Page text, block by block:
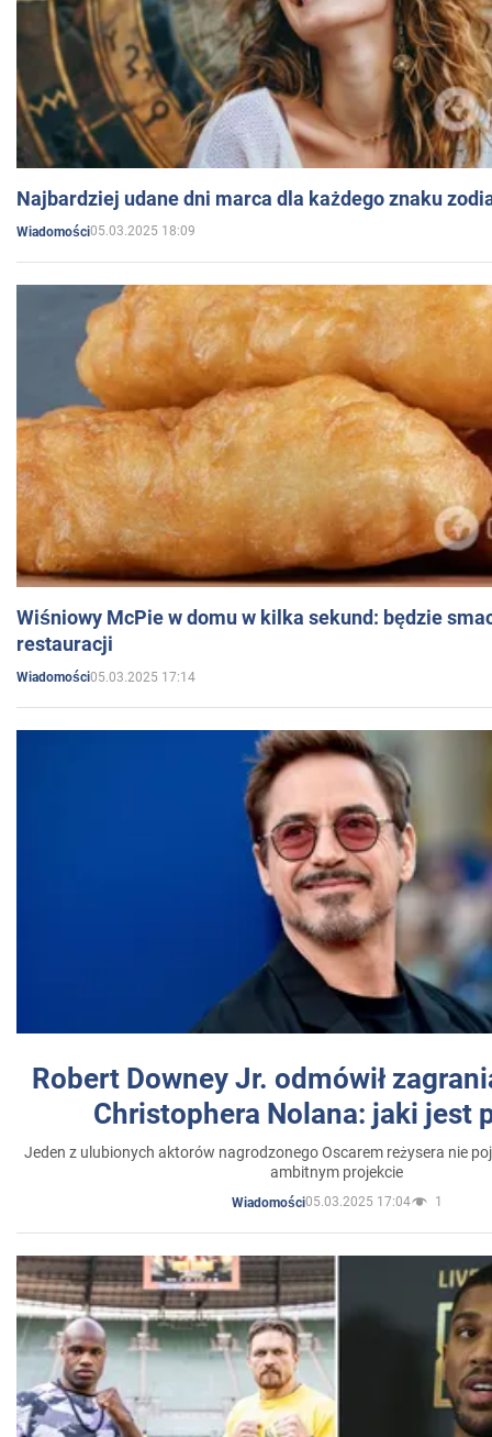
Najbardziej udane dni marca dla każdego znaku
Wiadomości05.03.2025 18:09
Wiśniowy McPie w domu w kilka sekund: będzie
restauracji
Wiadomości05.03.2025 17:14
Robert Downey Jr. odmówił
Christophera Nolana: jaki jest
Jeden z ulubionych aktorów nagrodzonego Oscarem reżysera nie
ambitnym projekcie
Wiadomości05.03.2025 17:04 1